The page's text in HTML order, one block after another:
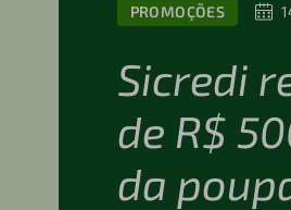
PROMOÇÕES
Sicredi
de R$
da